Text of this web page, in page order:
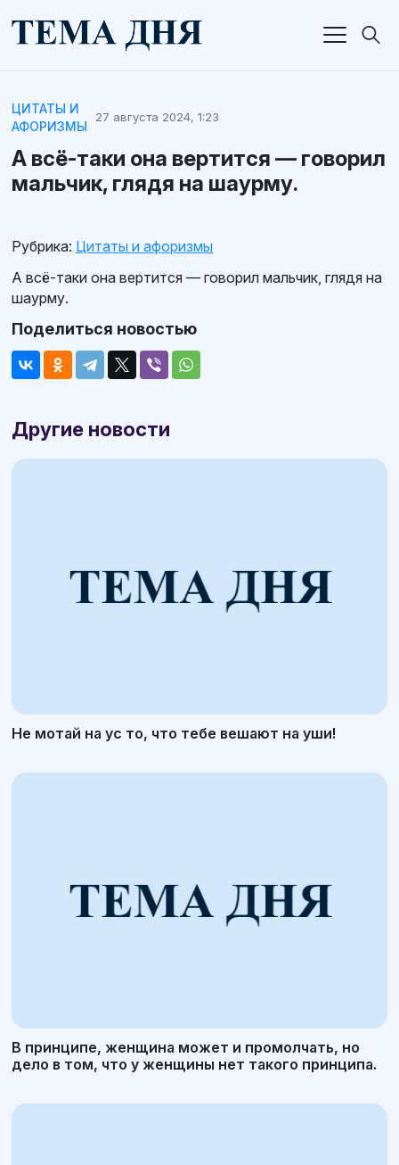
ЦИТАТЫ И
АФОРИЗМЫ
27 августа 2024, 1:23
А всё-таки она вертится — говорил
мальчик, глядя на шаурму.
Рубрика: Цитаты и афоризмы
А всё-таки она вертится — говорил мальчик, глядя на
шаурму.
Поделиться новостью
Другие новости
Не мотай на ус то, что тебе вешают на уши!
В принципе, женщина может и промолчать, но
дело в том, что у женщины нет такого принципа.